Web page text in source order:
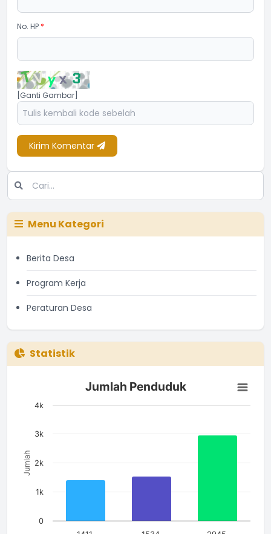
No. HP *
[Ganti Gambar]
Kirim Komentar
Menu Kategori
Berita Desa
Program Kerja
Peraturan Desa
Statistik
Jumlah Penduduk
Bar chart with 3 bars.
The chart has 1 X axis displaying categories.
Jumlah
Jumlah Penduduk
0
1k
2k
3k
4k